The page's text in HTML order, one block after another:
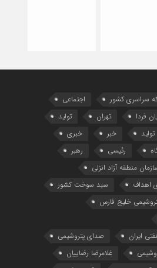
سراسری کشور
اجتماعی
فردا تهران
تولید
خبر
خبری
رئیسی
رهبر
منطقه آزاد انزلی
اهداف
سبد سوخت کشور
خلیج فارس
ایران
صدای پتروشیمی
غلامرضا رضاییان